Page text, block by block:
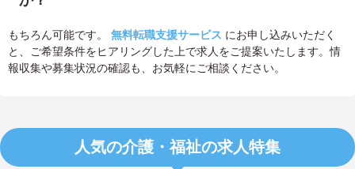
もちろん可能です。 無料転職支援サービス にお申し込みいただく
と、ご希望条件をヒアリングした上で求人をご提案いたします。情
報収集や募集状況の確認も、お気軽にご相談ください。
人気の介護・福祉の求人特集